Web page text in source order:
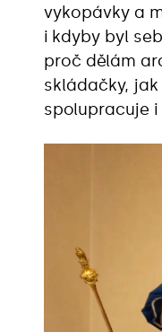
vykopávky a
i kdyby byl
proč dělám
skládačky,
spolupracuje